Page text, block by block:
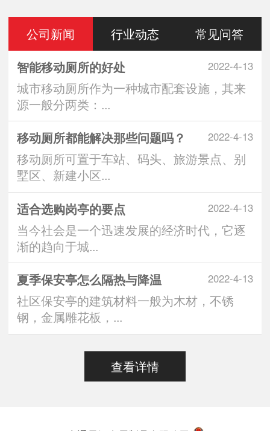
公司新闻 行业动态 常见问答
2022-4-13
智能移动厕所的好处
城市移动厕所作为一种城市配套设施，其来
源一般分两类：...
2022-4-13
移动厕所都能解决那些问题吗？
移动厕所可置于车站、码头、旅游景点、别
墅区、新建小区...
2022-4-13
适合选购岗亭的要点
当今社会是一个迅速发展的经济时代，它逐
渐的趋向于城...
2022-4-13
夏季保安亭怎么隔热与降温
社区保安亭的建筑材料一般为木材，不锈
钢，金属雕花板，...
查看详情